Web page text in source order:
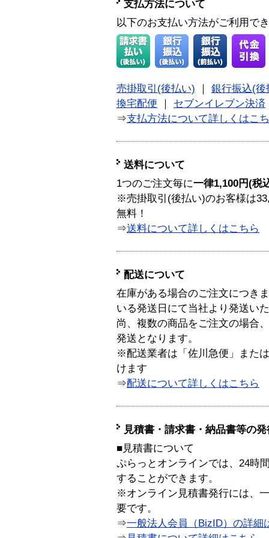
支払方法について
以下のお支払い方法がご利用で
売掛取引(後払い)
銀行振込(後
換宅配便
セブンイレブン決済
⇒支払方法について詳しくはこ
送料について
1つのご注文毎に一律1,100円(税
※売掛取引(後払い)のお客様は
無料！
⇒送料について詳しくはこちら
配送について
在庫がある場合のご注文につき
いる発送日にて当社より発送い
尚、複数の商品をご注文の場合
発送となります。
※配送業者は「佐川急便」また
けます
⇒配送について詳しくはこちら
見積書・請求書・納品書等の
■見積書について
ぷらっとオンラインでは、24時
することができます。
※オンライン見積書発行には、
要です。
⇒一般法人会員（BizID）の詳細